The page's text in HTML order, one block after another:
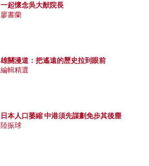
一起懷念吳大猷院長
廖書蘭
雄關漫道：把遙遠的歷史拉到眼前
編輯精選
日本人口萎縮 中港須先謀劃免步其後塵
陸振球